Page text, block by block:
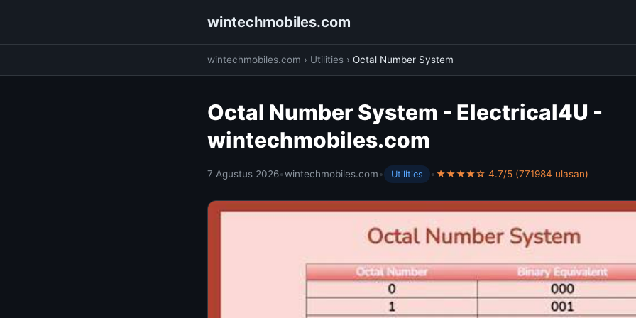
wintechmobiles.com
wintechmobiles.com › Utilities › Octal Number System
Octal Number System - Electrical4U -
wintechmobiles.com
7 Agustus 2026•wintechmobiles.com• Utilities •★★★★☆ 4.7/5 (771984 ulasan)